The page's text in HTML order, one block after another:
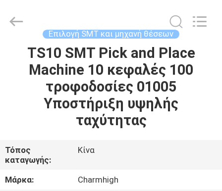
ΣΠΊΤΙ
ΠΡΟΪΌΝΤΑ
ΣΧΕΤΙΚΆ
ΜΕ
ΕΜΆΣ
TECHNOLOGY
LIMITED.
Επιλογή SMT και μηχανή θέσεων
TS10 SMT Pick and Place
Machine 10 κεφαλές 100
τροφοδοσίες 01005
Υποστήριξη υψηλής
ταχύτητας
Τόπος
καταγωγής:
Κίνα
Μάρκα:
Charmhigh